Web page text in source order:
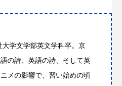
学文学部英文学科卒。京
の詩、英語の詩、そして英
メの影響で、習い始めの頃